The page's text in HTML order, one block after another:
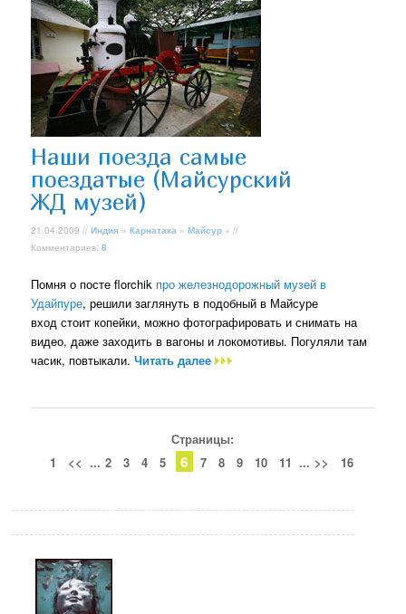
Наши поезда самые
поездатые (Майсурский
ЖД музей)
21.04.2009 //Индия »Карнатака »Майсур » //
Комментариев:8
Помня о посте florchik про железнодорожный музей в
Удайпуре, решили заглянуть в подобный в Майсуре
вход стоит копейки, можно фотографировать и снимать на
видео, даже заходить в вагоны и локомотивы. Погуляли там
часик, повтыкали.Читать далее
Страницы:
1
<< ... 2 3 4 5 6 7 8 9 10 11 ... >> 16